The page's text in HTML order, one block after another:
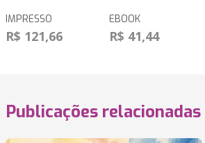
IMPRESSO
R$ 121,66
EBOOK
R$ 41,44
Publicações relacionadas